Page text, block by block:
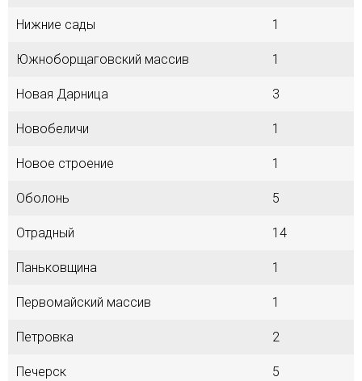
Нижние сады 1
Южноборщаговский массив 1
Новая Дарница 3
Новобеличи 1
Новое строение 1
Оболонь 5
Отрадный 14
Паньковщина 1
Первомайский массив 1
Петровка 2
Печерск 5